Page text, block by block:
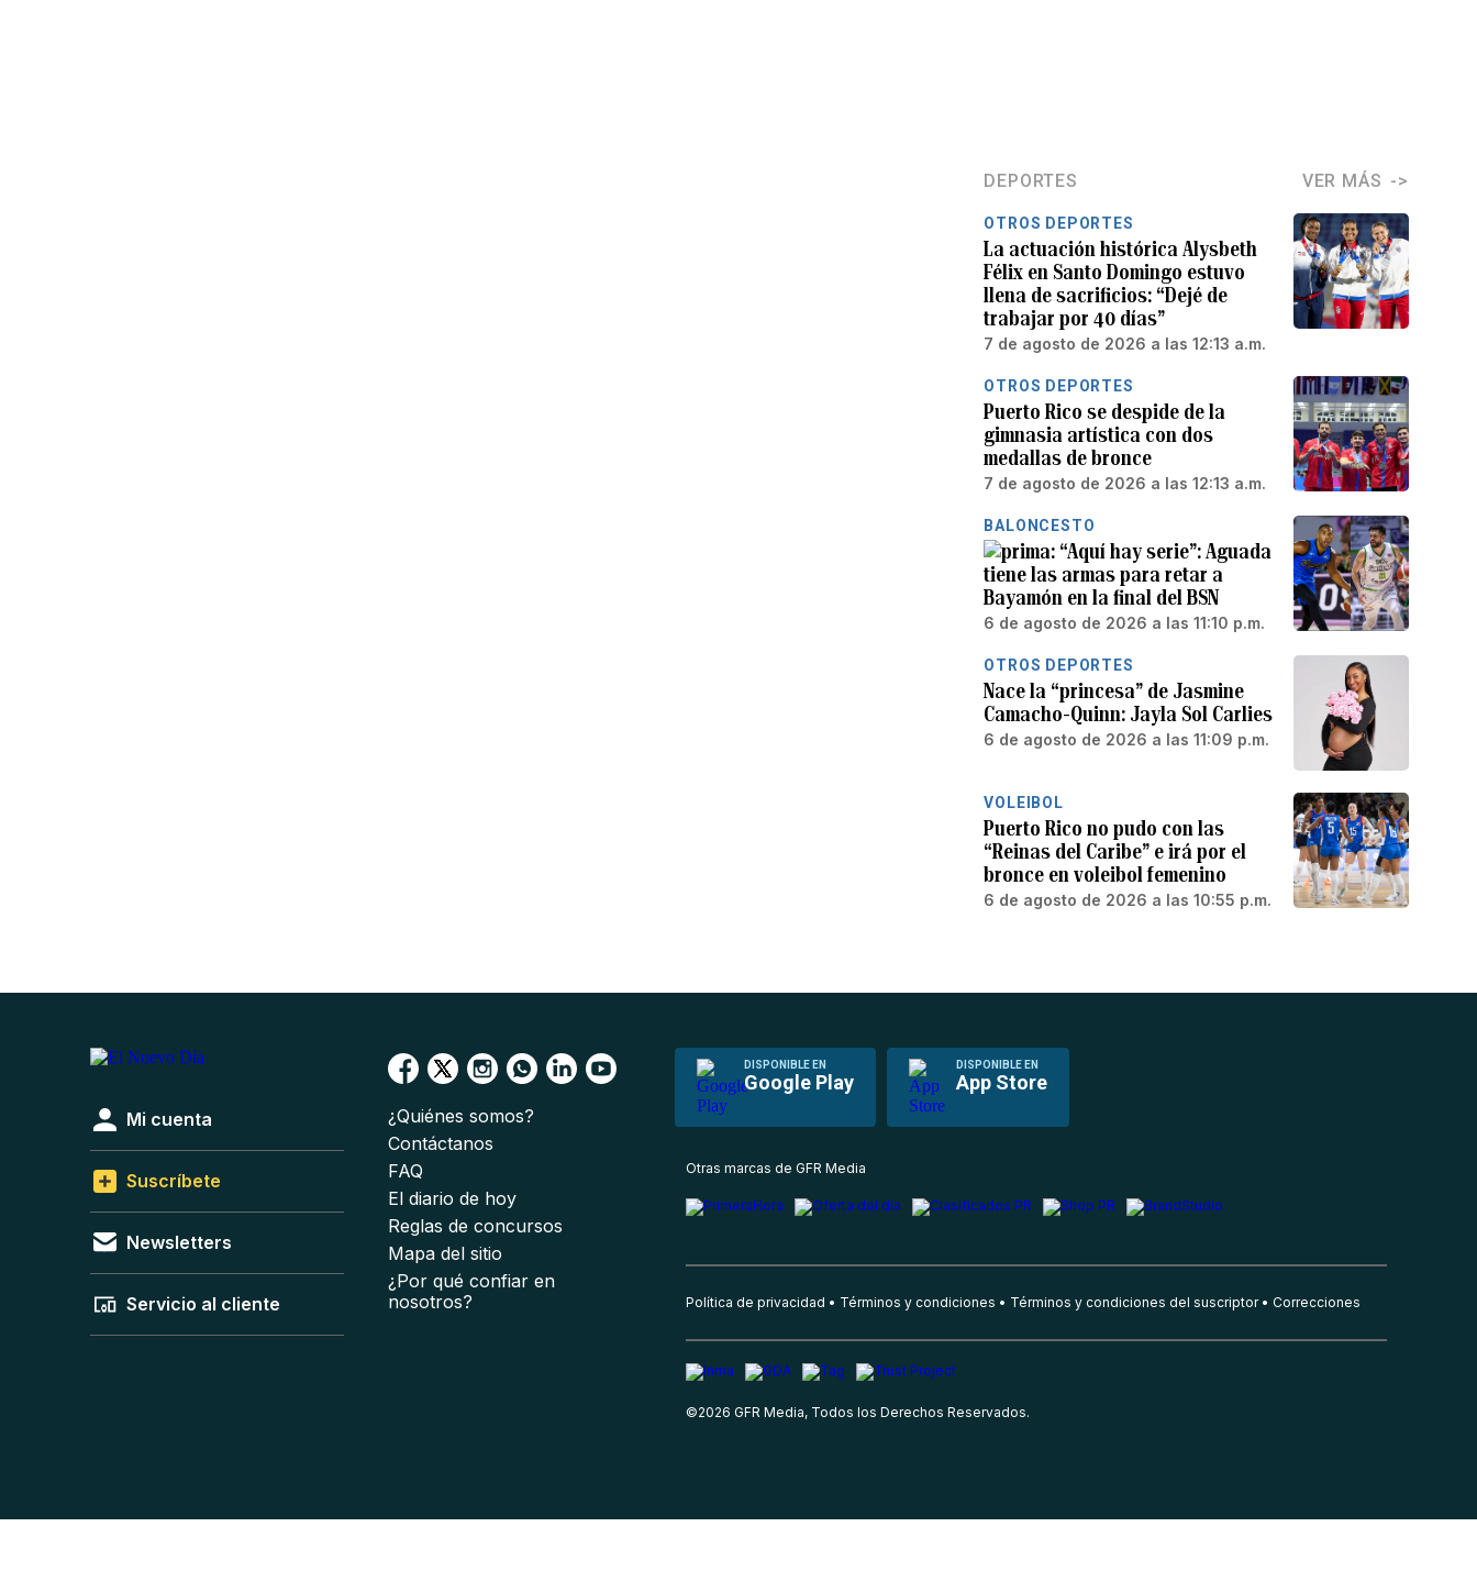
DEPORTES VER MÁS
OTROS DEPORTES
La actuación histórica Alysbeth
Félix en Santo Domingo estuvo
llena de sacrificios: “Dejé de
trabajar por 40 días”
7 de agosto de 2026 a las 12:13 a.m.
OTROS DEPORTES
Puerto Rico se despide de la
gimnasia artística con dos
medallas de bronce
7 de agosto de 2026 a las 12:13 a.m.
BALONCESTO
“Aquí hay serie”: Aguada
tiene las armas para retar a
Bayamón en la final del BSN
6 de agosto de 2026 a las 11:10 p.m.
OTROS DEPORTES
Nace la “princesa” de Jasmine
Camacho-Quinn: Jayla Sol Carlies
6 de agosto de 2026 a las 11:09 p.m.
VOLEIBOL
Puerto Rico no pudo con las
“Reinas del Caribe” e irá por el
bronce en voleibol femenino
6 de agosto de 2026 a las 10:55 p.m.
DISPONIBLE EN
Google Play
DISPONIBLE EN
App Store
Mi cuenta
Suscríbete
Newsletters
Servicio al cliente
¿Quiénes somos?
Contáctanos
FAQ
El diario de hoy
Reglas de concursos
Mapa del sitio
¿Por qué confiar en
nosotros?
Otras marcas de GFR Media
Política de privacidad Términos y condiciones Términos y condiciones del suscriptor Correcciones
©2026 GFR Media, Todos los Derechos Reservados.